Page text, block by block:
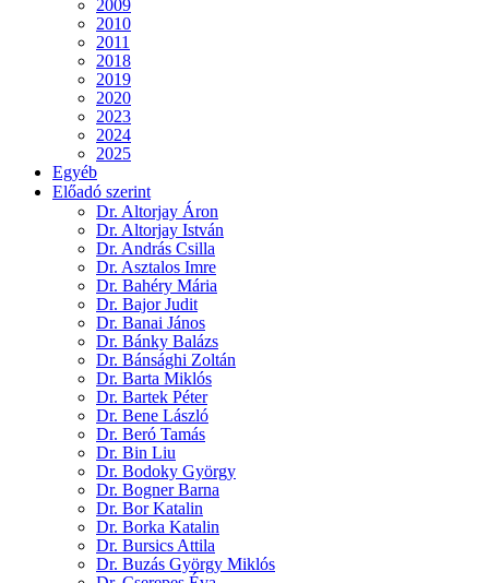
2009
2010
2011
2018
2019
2020
2023
2024
2025
Egyéb
Előadó szerint
Dr. Altorjay Áron
Dr. Altorjay István
Dr. András Csilla
Dr. Asztalos Imre
Dr. Bahéry Mária
Dr. Bajor Judit
Dr. Banai János
Dr. Bánky Balázs
Dr. Bánsághi Zoltán
Dr. Barta Miklós
Dr. Bartek Péter
Dr. Bene László
Dr. Beró Tamás
Dr. Bin Liu
Dr. Bodoky György
Dr. Bogner Barna
Dr. Bor Katalin
Dr. Borka Katalin
Dr. Bursics Attila
Dr. Buzás György Miklós